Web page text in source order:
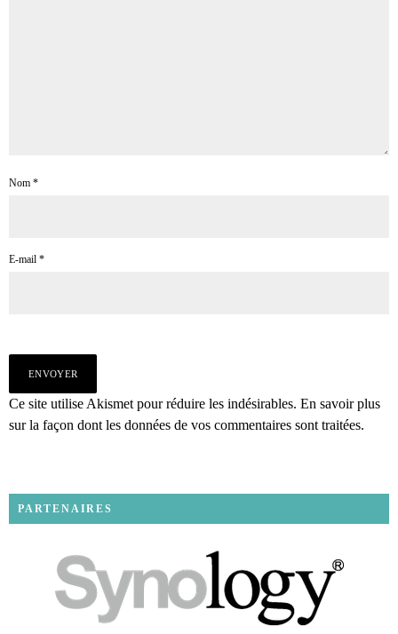
Nom *
E-mail *
Ce site utilise Akismet pour réduire les indésirables. En savoir plus
sur la façon dont les données de vos commentaires sont traitées.
PARTENAIRES